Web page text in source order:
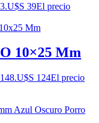
U$S 39El precio
10×25 Mm
U$S 124El precio